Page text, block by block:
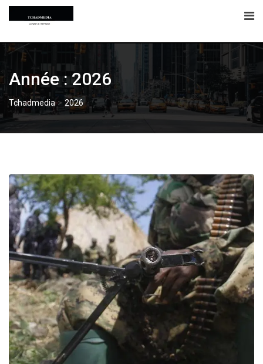
Skip
Année :2026
Tchadmedia> 2026